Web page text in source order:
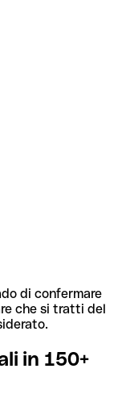
di confermare
che si tratti del
in 150+